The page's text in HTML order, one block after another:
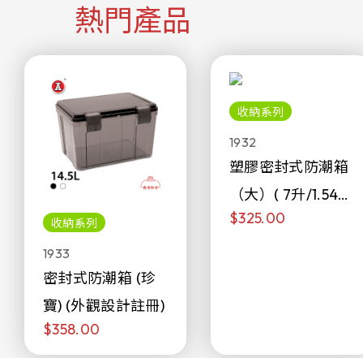
熱門產品
收納系列
1933
密封式防潮箱 (珍
寶) (外觀設計註冊)
$358.00
收納系列
1932
塑膠密封式防潮箱
（大）( 7升/1.54加
侖)
$325.00